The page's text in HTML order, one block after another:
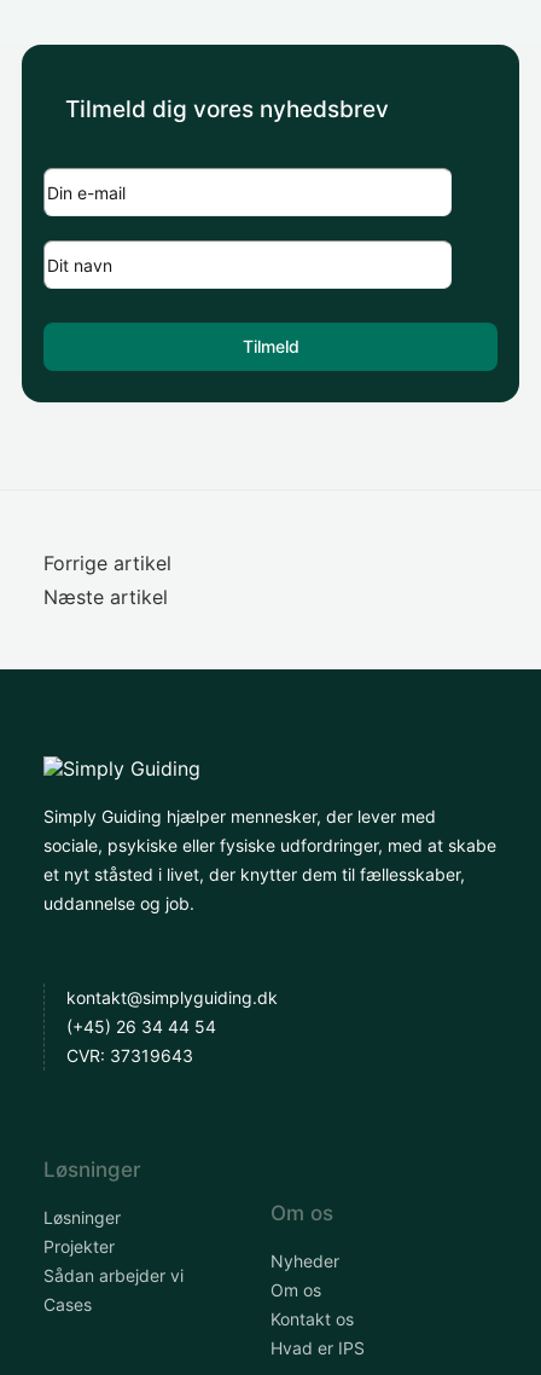
Tilmeld dig vores nyhedsbrev
Forrige artikel
Næste artikel
Simply Guiding hjælper mennesker, der lever med
sociale, psykiske eller fysiske udfordringer, med at skabe
et nyt ståsted i livet, der knytter dem til fællesskaber,
uddannelse og job.
kontakt@simplyguiding.dk
(+45) 26 34 44 54
CVR: 37319643
Løsninger
Løsninger
Projekter
Sådan arbejder vi
Cases
Om os
Nyheder
Om os
Kontakt os
Hvad er IPS